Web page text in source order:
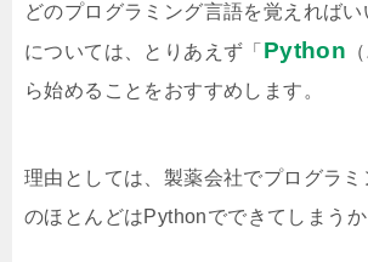
どのプログラミング言語を覚えればい
については、とりあえず「 Python
ら始めることをおすすめします。
理由としては、製薬会社でプログラミ
のほとんどはPythonでできてしまうか